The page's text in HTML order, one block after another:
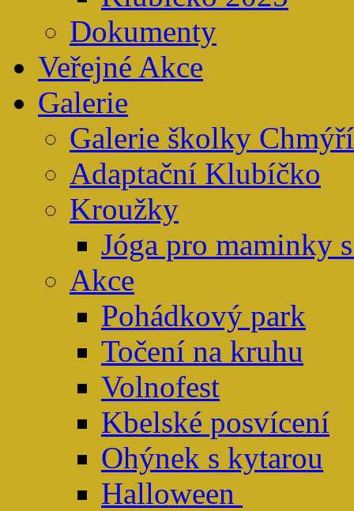
Dokumenty
Veřejné Akce
Galerie
Galerie školky
Adaptační Klubíčko
Kroužky
Jóga pro maminky
Akce
Pohádkový park
Točení na kruhu
Volnofest
Kbelské posvícení
Ohýnek s kytarou
Halloween